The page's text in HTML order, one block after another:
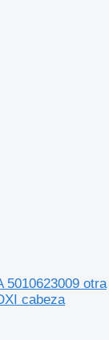
5010623009 otra
cabeza